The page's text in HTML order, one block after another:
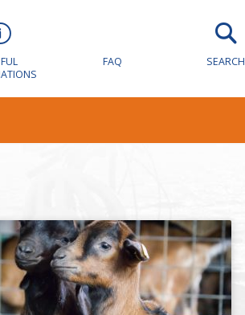
FAQ SEARCH